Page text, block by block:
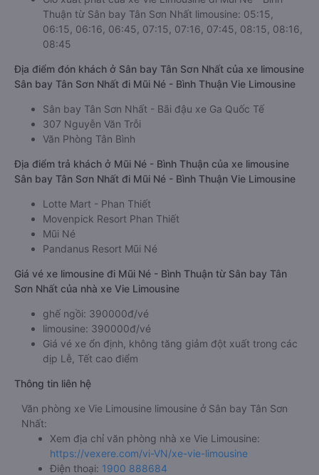
Thuận từ Sân bay Tân Sơn Nhất limousine: 05:15,
06:15, 06:16, 06:45, 07:15, 07:16, 07:45, 08:15, 08:16,
08:45
Địa điểm đón khách ở Sân bay Tân Sơn Nhất của xe limousine
Sân bay Tân Sơn Nhất đi Mũi Né - Bình Thuận Vie Limousine
Sân bay Tân Sơn Nhất - Bãi đậu xe Ga Quốc Tế
307 Nguyễn Văn Trỗi
Văn Phòng Tân Bình
Địa điểm trả khách ở Mũi Né - Bình Thuận của xe limousine
Sân bay Tân Sơn Nhất đi Mũi Né - Bình Thuận Vie Limousine
Lotte Mart - Phan Thiết
Movenpick Resort Phan Thiết
Mũi Né
Pandanus Resort Mũi Né
Giá vé xe limousine đi Mũi Né - Bình Thuận từ Sân bay Tân
Sơn Nhất của nhà xe Vie Limousine
ghế ngồi: 390000đ/vé
limousine: 390000đ/vé
Giá vé xe ổn định, không tăng giảm đột xuất trong các
dịp Lễ, Tết cao điểm
Thông tin liên hệ
Văn phòng xe Vie Limousine limousine ở Sân bay Tân Sơn
Nhất:
Xem địa chỉ văn phòng nhà xe Vie Limousine:
https://vexere.com/vi-VN/xe-vie-limousine
Điện thoại: 1900 888684